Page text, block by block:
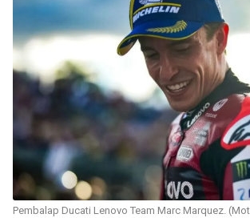
Pembalap Ducati Lenovo Team Marc Marquez.